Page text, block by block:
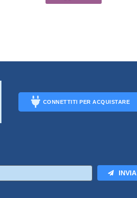
CONNETTITI PER ACQUISTARE
INVIA